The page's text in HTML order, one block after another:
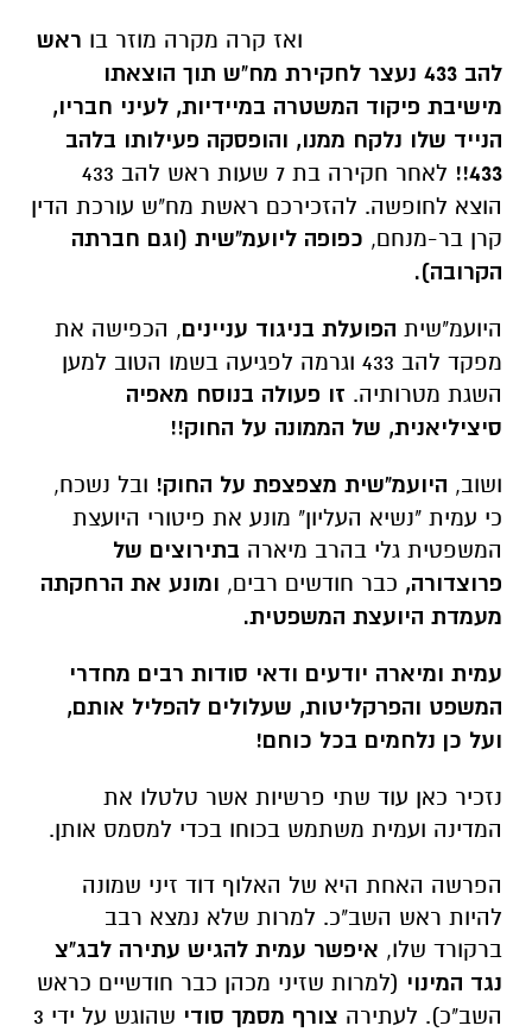
ואז קרה מקרה מוזר בו ראש
להב 433 נעצר לחקירת מח"ש תוך הוצאתו
מישיבת פיקוד המשטרה במיידיות, לעיני חבריו,
הנייד שלו נלקח ממנו, והופסקה פעילותו בלהב
433!!
לאחר חקירה בת 7 שעות ראש להב 433
הוצא לחופשה. להזכירכם ראשת מח"ש עורכת הדין
קרן בר-מנחם, כפופה ליועמ"שית (וגם חברתה
הקרובה).
היועמ"שית הפועלת בניגוד עניינים, הכפישה את
מפקד להב 433 וגרמה לפגיעה בשמו הטוב למען
השגת מטרותיה. זו פעולה בנוסח מאפיה
סיציליאנית, של הממונה על החוק!!
ושוב, היועמ"שית מצפצפת על החוק! ובל נשכח,
כי עמית "נשיא העליון" מונע את פיטורי היועצת
המשפטית גלי בהרב מיארה בתירוצים של
פרוצדורה, כבר חודשים רבים, ומונע את הרחקתה
מעמדת היועצת המשפטית.
עמית ומיארה יודעים ודאי סודות רבים מחדרי
המשפט והפרקליטות, שעלולים להפליל אותם,
ועל כן נלחמים בכל כוחם!
נזכיר כאן עוד שתי פרשיות אשר טלטלו את
המדינה ועמית משתמש בכוחו בכדי למסמס אותן.
הפרשה האחת היא של האלוף דוד זיני שמונה
להיות ראש השב"כ. למרות שלא נמצא רבב
ברקורד שלו, איפשר עמית להגיש עתירה לבג"צ
נגד המינוי (למרות שזיני מכהן כבר חודשיים כראש
השב"כ). לעתירה צורף מסמך סודי
שהוגש על ידי 3